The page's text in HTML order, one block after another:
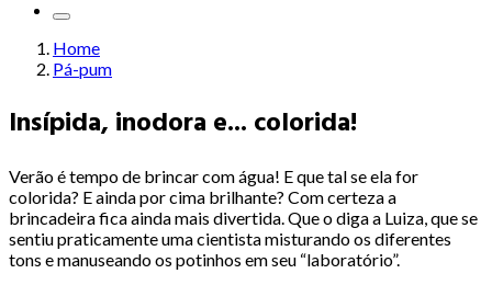
Home
Pá-pum
Insípida, inodora e... colorida!
Verão é tempo de brincar com água! E que tal se ela for
colorida? E ainda por cima brilhante? Com certeza a
brincadeira fica ainda mais divertida. Que o diga a Luiza, que se
sentiu praticamente uma cientista misturando os diferentes
tons e manuseando os potinhos em seu “laboratório”.